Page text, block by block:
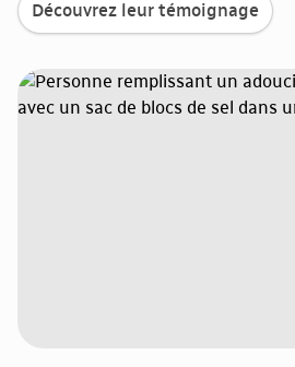
Découvrez leur témoignage